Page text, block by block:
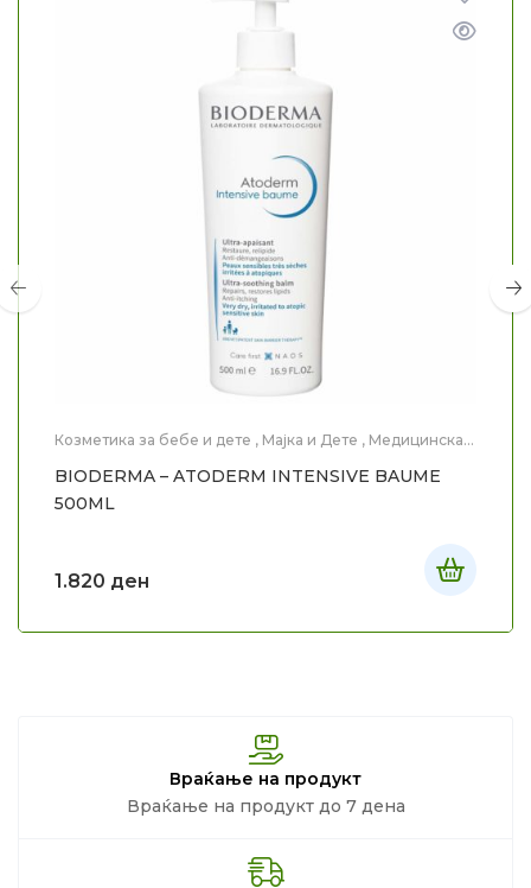
Козметика за бебе и дете , Мајка и Дете , Медицинска
BIODERMA – ATODERM INTENSIVE BAUME
500ML
1.820 ден
Враќање на продукт
Враќање на продукт до 7 дена